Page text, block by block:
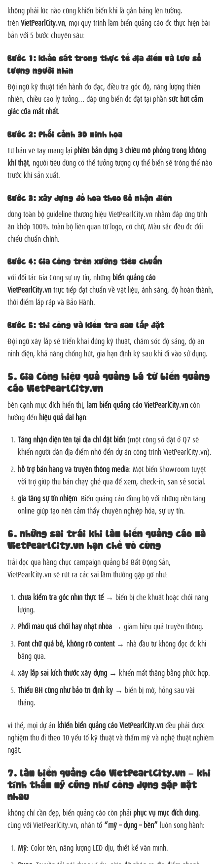
không phải lúc nào cũng khiến biển khi là gắn bảng lên tường.
trênVietPearlCity.vn, mọi quy trình làm biển quảng cáo đc thực hiện bài
bản với 5 bước chuyên sâu:
Bước 1: khảo sát trong thực tế địa điểm và lưu số
lượng người nhìn
Đội ngũ kỹ thuật tiến hành đo đạc, điều tra góc độ, năng lượng thiên
nhiên, chiều cao lý tưởng… đáp ứng biển đc đặt tại phầnsức hút cảm
giác của mắt nhất.
Bước 2: Phối cảnh 3D minh họa
Từ bản vẽ tay mang lại phiên bản dựng 3 chiều mô phỏng trong không
khí thật, người tiêu dùng có thể tưởng tượng cụ thể biển sẽ trông thế nào
trước khi sản xuất.
Bước 3: xây dựng đồ họa theo Bộ nhận diện
dùng toàn bộ guideline thương hiệu VietPearlCity.vn nhằm đáp ứng tính
ăn khớp 100%. toàn bộ liên quan từ logo, cỡ chữ, Màu sắc đều đc đối
chiếu chuẩn chỉnh.
Bước 4: Gia Công trên xưởng tiêu chuẩn
với đối tác Gia Công sự uy tín, những biển quảng cáo
VietPearlCity.vntrực tiếp đạt chuẩn về vật liệu, ánh sáng, độ hoàn thành,
thời điểm lắp ráp và Bảo Hành.
Bước 5: thi công và kiểm tra sau lắp đặt
Đội ngũ xây lắp sẽ triển khai đúng kỹ thuật, chăm sóc độ sáng, độ an
ninh điện, khả năng chống hút, gia hạn định kỳ sau khi đi vào sử dụng.
5. Gia Công hiệu quả quảng bá từ biển quảng
cáo VietPearlCity.vn
bên cạnh mục đích hiển thị, làm biển quảng cáo VietPearlCity.vncòn
hướng đến hiệu quả dài hạn:
Tăng nhận diện tên tại địa chỉ đặt biển(một công sở đặt ở Q7 sẽ
khiến người dân địa điểm nhớ đến dự án công trình VietPearlCity.vn).
hỗ trợ bán hàng và truyền thông media: Một biển Showroom tuyệt
vời trợ giúp thu bán chạy ghé qua để xem, check-in, san sẻ social.
gia tăng sự tín nhiệm: Biển quảng cáo đồng bộ với những nền tảng
online giúp tạo nên cảm thấy chuyên nghiệp hóa, sự uy tín.
6. những sai trái khi làm biển quảng cáo mà
VietPearlCity.vn hạn chế vô cùng
trải dọc qua hàng chục campaign quảng bá Bất Động Sản,
VietPearlCity.vn sẽ rút ra các sai lầm thường gặp gỡ như:
chưa kiểm tra góc nhìn thực tế→ biển bị che khuất hoặc chói năng
lượng.
Phối màu quá chói hay nhạt nhòa→ giảm hiệu quả truyền thông.
Font chữ quá bé, không rõ content→ nhà đầu tư không đọc đc khi
băng qua.
xây lắp sai kích thước xây dựng→ khiến mất thăng bằng phức hợp.
Thiếu BH cũng như bảo trì định kỳ→ biển bị mờ, hỏng sau vài
tháng.
vì thế, mọi dự án khiến biển quảng cáo VietPearlCity.vnđều phải được
nghiệm thu đi theo 10 yếu tố kỹ thuật và thẩm mỹ và nghệ thuật nghiêm
ngặt.
7. làm biển quảng cáo VietPearlCity.vn – khi
tính thẩm mỹ cũng như công dụng gặp mặt
nhau
không chỉ cần đẹp, biển quảng cáo còn phải phục vụ mục đích dùng.
cùng với VietPearlCity.vn, nhân tố “mỹ – dụng – bền” luôn song hành:
Mỹ: Color tên, năng lượng LED dịu, thiết kế văn minh.